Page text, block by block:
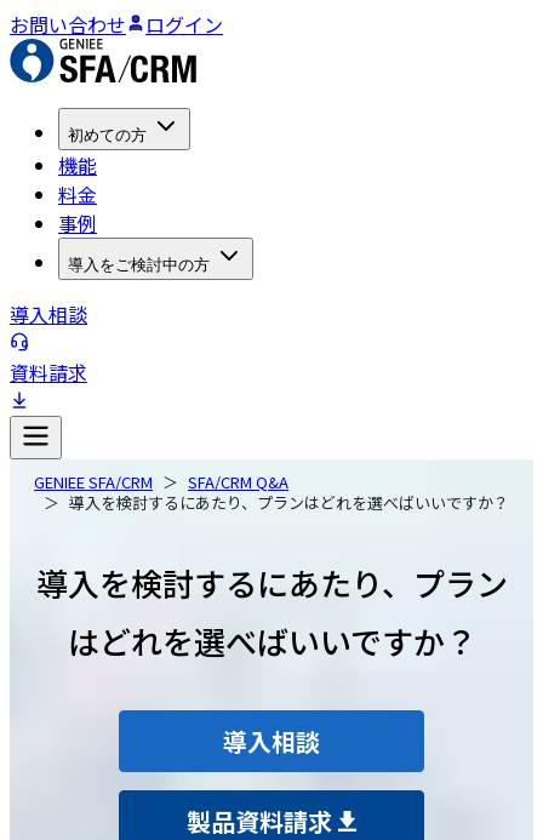
お問い合わせ ログイン
初めての方
機能
料金
事例
導入をご検討中の方
導入相談
資料請求
GENIEE SFA/CRM
SFA/CRM Q&A
導入を検討するにあたり、プランはどれを選べばいいですか？
導入を検討するにあたり、プラン
はどれを選べばいいですか？
導入相談
製品資料請求